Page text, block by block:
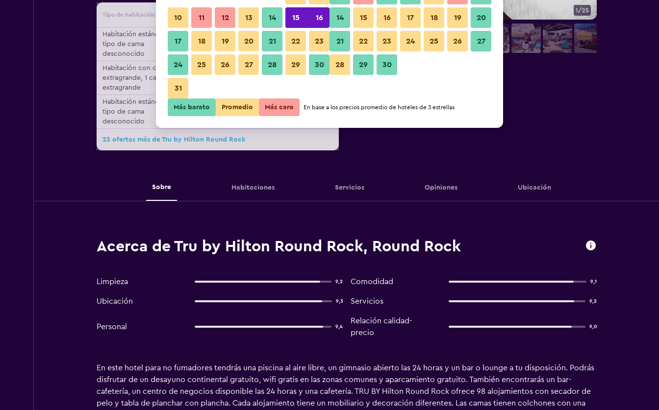
Tipo de habitación Proveedor Total noche
Habitación estándar,
tipo de cama
desconocido
$72 Ver oferta
Habitación con cama
extragrande, 1 cama
extragrande
Habitación estándar,
tipo de cama
desconocido
$89
23 ofertas más de Tru by Hilton Round Rock
Habitación 1/25
Fotos
Sobre Habitaciones Servicios Opiniones Ubicación
Acerca de Tru by Hilton Round Rock, Round Rock
Limpieza 9,2 Comodidad 9,1
Ubicación 9,3 Servicios 9,2
Personal 9,4
Relación calidad-
precio
9,0
En este hotel para no fumadores tendrás una piscina al aire libre, un gimnasio abierto las 24 horas y un bar o lounge a tu disposición. Podrás
disfrutar de un desayuno continental gratuito, wifi gratis en las zonas comunes y aparcamiento gratuito. También encontrarás un bar-
cafetería, un centro de negocios disponible las 24 horas y una cafetería. TRU BY Hilton Round Rock ofrece 98 alojamientos con secador de
pelo y tabla de planchar con plancha. Cada alojamiento tiene un mobiliario y decoración diferentes. Las camas tienen colchones con una
10 11 12 13 14 15 16
17 18 19 20 21 22 23
24 25 26 27 28 29 30
31
14 15 16 17 18 19 20
21 22 23 24 25 26 27
28 29 30
Más barato Promedio Más caro En base a los precios promedio de hoteles de 3 estrellas